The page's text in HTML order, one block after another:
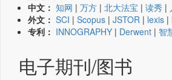
中文： 知网 | 万方 | 北大法宝 | 读秀 |
外文： SCI | Scopus | JSTOR | lexis |
专利： INNOGRAPHY | Derwent | 智
电子期刊/图书